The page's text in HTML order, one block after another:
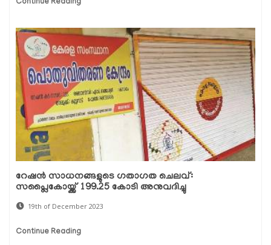
Continue Reading
റേഷൻ സാധനങ്ങളുടെ ഗതാഗത ചെലവ്:
സപ്ലൈകോയ്ക്ക് 199.25 കോടി അനുവദിച്ചു
19th of December 2023
Continue Reading